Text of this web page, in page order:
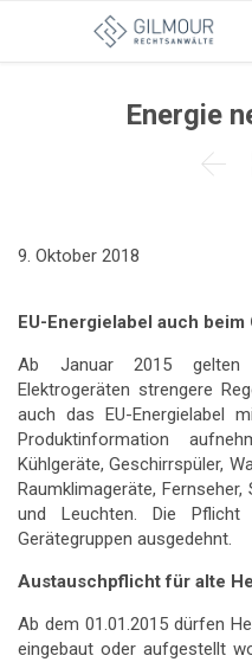
Energie

9. Oktober 2018
EU-Energielabel auch
Ab Januar 2015
Elektrogeräten strengere
auch das EU-Energielabel
Produktinformation
Kühlgeräte, Geschirrspüler,
Raumklimageräte,
und Leuchten. Die
Gerätegruppen ausgedehnt.
Austauschpflicht für alte
Ab dem 01.01.2015 dürfen
eingebaut oder aufgestellt